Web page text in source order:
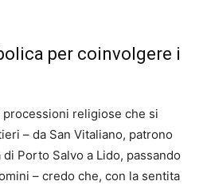
per coinvolgere i
religiose che si
– da San Vitaliano, patrono
Porto Salvo a Lido, passando
– credo che, con la sentita